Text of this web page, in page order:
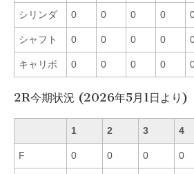
シリンダ 0 0 0 0
シャフト 0 0 0 0
キャリボ 0 0 0 0
2R今期状況 (2026年5月1日より)
1 2 3 4
F 0 0 0 0